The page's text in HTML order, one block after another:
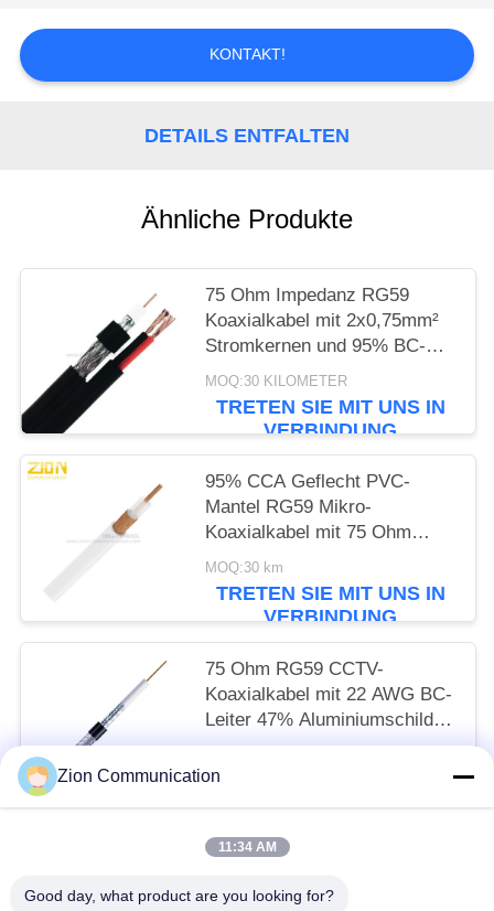
KONTAKT!
DETAILS ENTFALTEN
Ähnliche Produkte
75 Ohm Impedanz RG59
Koaxialkabel mit 2x0,75mm²
Stromkernen und 95% BC-
Geflechtschirm für CCTV
MOQ:30 KILOMETER
TRETEN SIE MIT UNS IN
VERBINDUNG
95% CCA Geflecht PVC-
Mantel RG59 Mikro-
Koaxialkabel mit 75 Ohm
Impedanz für CCTV
MOQ:30 km
TRETEN SIE MIT UNS IN
VERBINDUNG
75 Ohm RG59 CCTV-
Koaxialkabel mit 22 AWG BC-
Leiter 47% Aluminiumschild
und PVC CM-Jacket
TRETEN SIE MIT UNS IN
VERBINDUNG
Zion Communication
11:34 AM
Good day, what product are you looking for?